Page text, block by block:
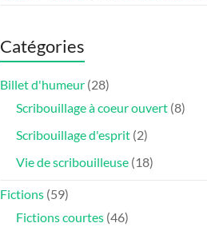
Catégories
Billet d'humeur (28)
Scribouillage à coeur ouvert (8)
Scribouillage d'esprit (2)
Vie de scribouilleuse (18)
Fictions (59)
Fictions courtes (46)